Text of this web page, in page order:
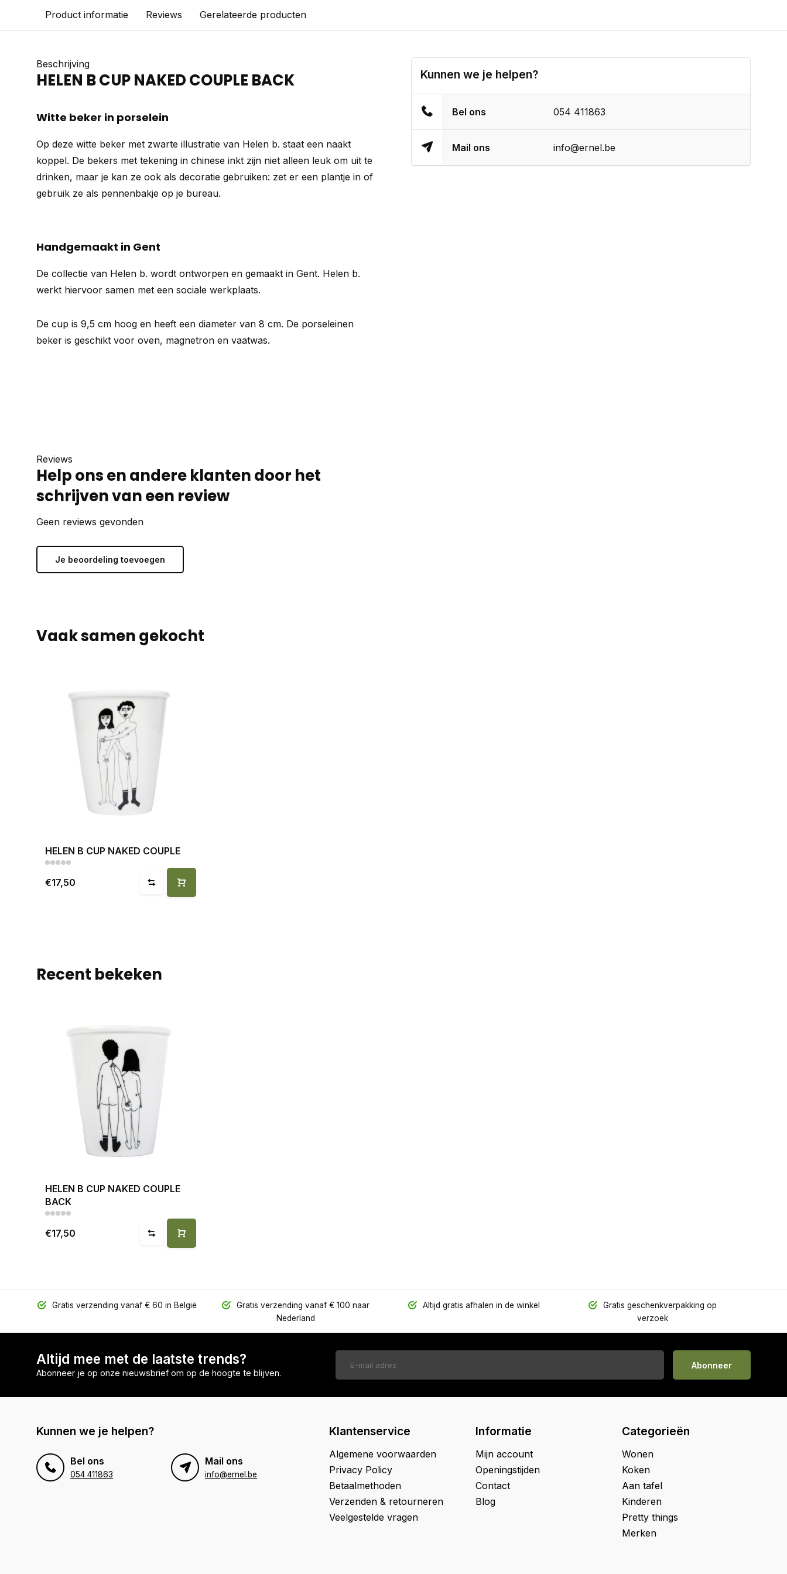
Product informatie Reviews Gerelateerde producten
Beschrijving
HELEN B CUP NAKED COUPLE BACK
Witte beker in porselein
Op deze witte beker met zwarte illustratie van Helen b. staat een naakt
koppel. De bekers met tekening in chinese inkt zijn niet alleen leuk om uit te
drinken, maar je kan ze ook als decoratie gebruiken: zet er een plantje in of
gebruik ze als pennenbakje op je bureau.
Handgemaakt in Gent
De collectie van Helen b. wordt ontworpen en gemaakt in Gent. Helen b.
werkt hiervoor samen met een sociale werkplaats.
De cup is 9,5 cm hoog en heeft een diameter van 8 cm. De porseleinen
beker is geschikt voor oven, magnetron en vaatwas.
Kunnen we je helpen?
Bel ons 054 411863
Mail ons info@ernel.be
Reviews
Help ons en andere klanten door het
schrijven van een review
Geen reviews gevonden
Je beoordeling toevoegen
Vaak samen gekocht
HELEN B CUP NAKED COUPLE
€17,50
Recent bekeken
HELEN B CUP NAKED COUPLE
BACK
€17,50
Gratis verzending vanaf € 60 in België
Gratis verzending vanaf € 100 naar
Nederland
Altijd gratis afhalen in de winkel
Gratis geschenkverpakking op
verzoek
Altijd mee met de laatste trends?
Abonneer je op onze nieuwsbrief om op de hoogte te blijven.
Abonneer
Kunnen we je helpen?
Bel ons
054 411863
Mail ons
info@ernel.be
Klantenservice
Algemene voorwaarden
Privacy Policy
Betaalmethoden
Verzenden & retourneren
Veelgestelde vragen
Informatie
Mijn account
Openingstijden
Contact
Blog
Categorieën
Wonen
Koken
Aan tafel
Kinderen
Pretty things
Merken